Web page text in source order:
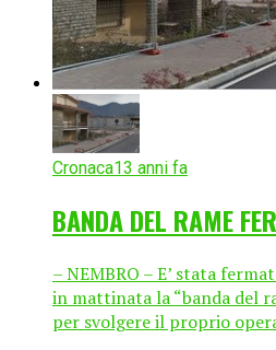
Cronaca13 anni fa
BANDA DEL RAME
– NEMBRO – E’ stata
in mattinata la “banda del
per svolgere il proprio